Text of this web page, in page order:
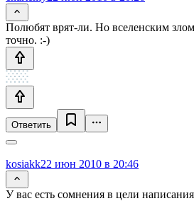
Полюбят врят-ли. Но вселенским злом
точно. :-)
Ответить
kosiakk22 июн 2010 в 20:46
У вас есть сомнения в цели